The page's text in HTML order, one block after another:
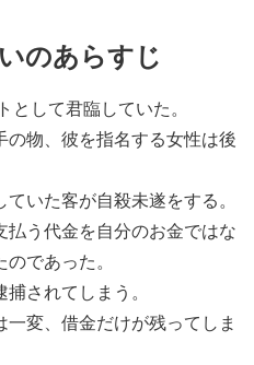
のあらすじ
として君臨していた。
物、彼を指名する女性は後
いた客が自殺未遂をする。
う代金を自分のお金ではな
であった。
されてしまう。
変、借金だけが残ってしま